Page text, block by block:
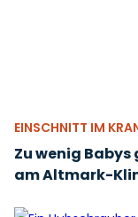
EINSCHNITT IM
Zu wenig
am Altmark-